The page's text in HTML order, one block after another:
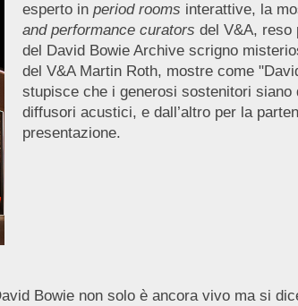
esperto inperiod rooms interattive, la
and performance curators del V&A, reso
del David Bowie Archive scrigno
del V&A Martin Roth, mostre come
stupisce che i generosi sostenitori
diffusori acustici, e dall’altro per la
presentazione.
Bowie non solo è ancora vivo ma si